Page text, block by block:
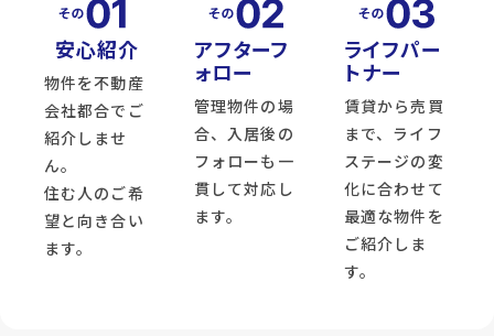
安心紹介
物件を不動産
会社都合でご
紹介しませ
ん。
住む人のご希
望と向き合い
ます。
アフターフ
ォロー
管理物件の場
合、入居後の
フォローも一
貫して対応し
ます。
ライフパー
トナー
賃貸から売買
まで、ライフ
ステージの変
化に合わせて
最適な物件を
ご紹介しま
す。